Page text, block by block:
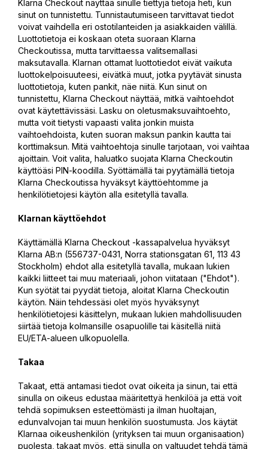
Klarna Checkout näyttää sinulle tiettyjä tietoja heti, kun
sinut on tunnistettu. Tunnistautumiseen tarvittavat tiedot
voivat vaihdella eri ostotilanteiden ja asiakkaiden välillä.
Luottotietoja ei koskaan oteta suoraan Klarna
Checkoutissa, mutta tarvittaessa valitsemallasi
maksutavalla. Klarnan ottamat luottotiedot eivät vaikuta
luottokelpoisuuteesi, eivätkä muut, jotka pyytävät sinusta
luottotietoja, kuten pankit, näe niitä. Kun sinut on
tunnistettu, Klarna Checkout näyttää, mitkä vaihtoehdot
ovat käytettävissäsi. Lasku on oletusmaksuvaihtoehto,
mutta voit tietysti vapaasti valita jonkin muista
vaihtoehdoista, kuten suoran maksun pankin kautta tai
korttimaksun. Mitä vaihtoehtoja sinulle tarjotaan, voi vaihtaa
ajoittain. Voit valita, haluatko suojata Klarna Checkoutin
käyttöäsi PIN-koodilla. Syöttämällä tai pyytämällä tietoja
Klarna Checkoutissa hyväksyt käyttöehtomme ja
henkilötietojesi käytön alla esitetyllä tavalla.
Klarnan käyttöehdot
Käyttämällä Klarna Checkout -kassapalvelua hyväksyt
Klarna AB:n (556737-0431, Norra stationsgatan 61, 113 43
Stockholm) ehdot alla esitetyllä tavalla, mukaan lukien
kaikki liitteet tai muu materiaali, johon viitataan ("Ehdot").
Kun syötät tai pyydät tietoja, aloitat Klarna Checkoutin
käytön. Näin tehdessäsi olet myös hyväksynyt
henkilötietojesi käsittelyn, mukaan lukien mahdollisuuden
siirtää tietoja kolmansille osapuolille tai käsitellä niitä
EU/ETA-alueen ulkopuolella.
Takaa
Takaat, että antamasi tiedot ovat oikeita ja sinun, tai että
sinulla on oikeus edustaa määritettyä henkilöä ja että voit
tehdä sopimuksen esteettömästi ja ilman huoltajan,
edunvalvojan tai muun henkilön suostumusta. Jos käytät
Klarnaa oikeushenkilön (yrityksen tai muun organisaation)
puolesta, takaat myös, että sinulla on valtuudet tehdä tämä